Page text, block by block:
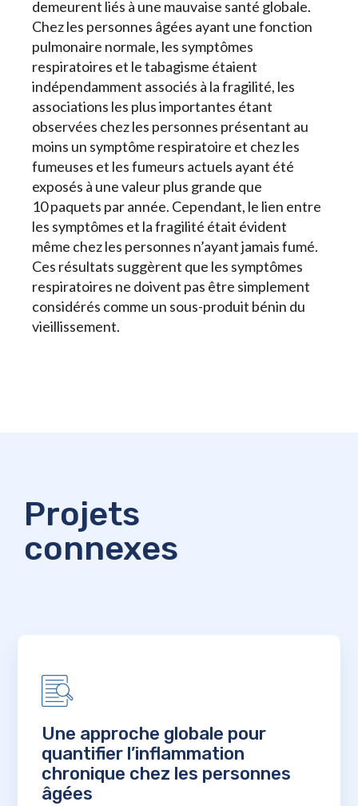
demeurent liés à une mauvaise santé globale.
Chez les personnes âgées ayant une fonction
pulmonaire normale, les symptômes
respiratoires et le tabagisme étaient
indépendamment associés à la fragilité, les
associations les plus importantes étant
observées chez les personnes présentant au
moins un symptôme respiratoire et chez les
fumeuses et les fumeurs actuels ayant été
exposés à une valeur plus grande que
10 paquets par année. Cependant, le lien entre
les symptômes et la fragilité était évident
même chez les personnes n’ayant jamais fumé.
Ces résultats suggèrent que les symptômes
respiratoires ne doivent pas être simplement
considérés comme un sous-produit bénin du
vieillissement.
Projets
connexes
Une approche globale pour
quantifier l’inflammation
chronique chez les personnes
âgées